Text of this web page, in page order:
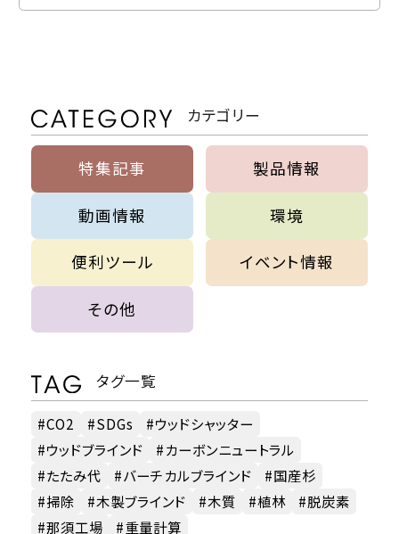
カテゴリー
特集記事 製品情報
動画情報 環境
便利ツール イベント情報
その他
タグ一覧
CO2 SDGs
ウッドシャッター
ウッドブラインド
カーボンニュートラル
たたみ代
バーチカルブラインド
国産杉
掃除
木製ブラインド 木質 植林
脱炭素
那須工場
重量計算